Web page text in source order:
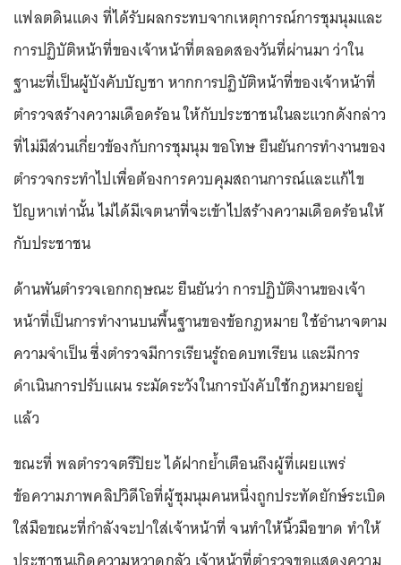
แฟลตดินแดง ที่ได้รับผลกระทบจากเหตุการณ์การชุมนุมและ
การปฏิบัติหน้าที่ของเจ้าหน้าที่ตลอดสองวันที่ผ่านมา ว่าใน
ฐานะที่เป็นผู้บังคับบัญชา หากการปฏิบัติหน้าที่ของเจ้าหน้าที่
ตำรวจสร้างความเดือดร้อน ให้กับประชาชนในละแวกดังกล่าว
ที่ไม่มีส่วนเกี่ยวข้องกับการชุมนุม ขอโทษ ยืนยันการทำงานของ
ตำรวจกระทำไปเพื่อต้องการควบคุมสถานการณ์และแก้ไข
ปัญหาเท่านั้น ไม่ได้มีเจตนาที่จะเข้าไปสร้างความเดือดร้อนให้
กับประชาชน
ด้านพันตำรวจเอกกฤษณะ ยืนยันว่า การปฏิบัติงานของเจ้า
หน้าที่เป็นการทำงานบนพื้นฐานของข้อกฎหมาย ใช้อำนาจตาม
ความจำเป็น ซึ่งตำรวจมีการเรียนรู้ถอดบทเรียน และมีการ
ดำเนินการปรับแผน ระมัดระวังในการบังคับใช้กฎหมายอยู่
แล้ว
ขณะที่ พลตำรวจตรีปิยะ ได้ฝากย้ำเตือนถึงผู้ที่เผยแพร่
ข้อความภาพคลิปวิดีโอที่ผู้ชุมนุมคนหนึ่งถูกประทัดยักษ์ระเบิด
ใส่มือขณะที่กำลังจะปาใส่เจ้าหน้าที่ จนทำให้นิ้วมือขาด ทำให้